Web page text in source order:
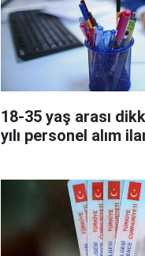
18-35 yaş arası
yılı personel alım